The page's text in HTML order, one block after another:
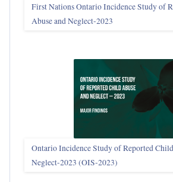
First Nations Ontario Incidence Study of
Abuse and Neglect‑2023
Ontario Incidence Study of Reported
Neglect-2023 (OIS‑2023)